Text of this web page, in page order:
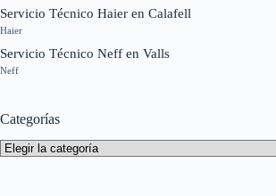
Servicio Técnico Haier en Calafell
Haier
Servicio Técnico Neff en Valls
Neff
Categorías
Categorías